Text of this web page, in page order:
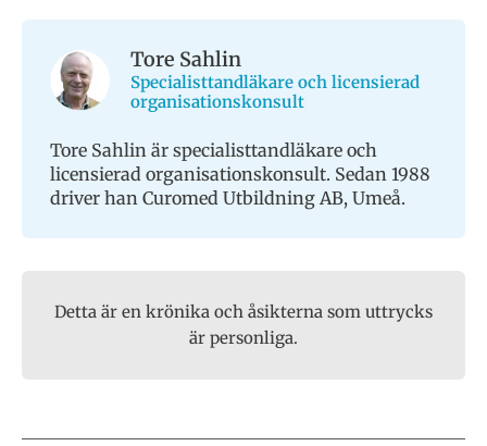
Tore Sahlin
Specialisttandläkare och licensierad
organisationskonsult
Tore Sahlin är specialisttandläkare och
licensierad organisationskonsult. Sedan 1988
driver han Curomed Utbildning AB, Umeå.
Detta är en krönika och åsikterna som uttrycks
är personliga.